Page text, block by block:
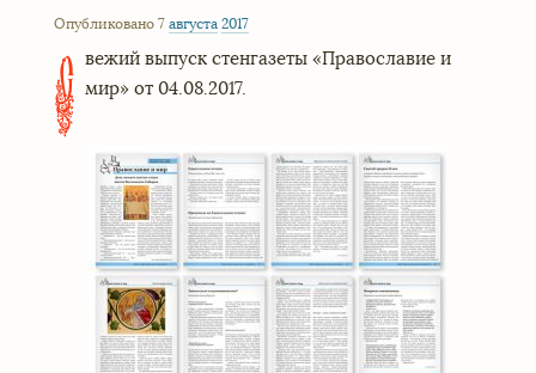
Опубликовано 7 августа 2017
С вежий выпуск стенгазеты «Православие и
мир» от 04.08.2017.